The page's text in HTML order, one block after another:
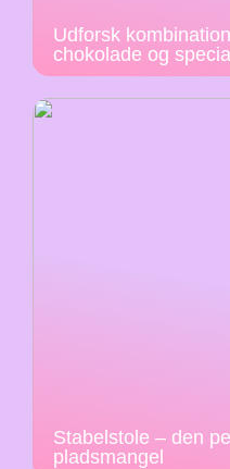
Udforsk
chokolade og
Stabelstole – den
pladsmangel